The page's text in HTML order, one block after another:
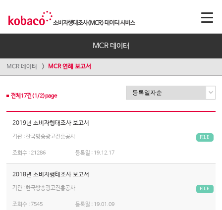
MCR 데이터
MCR 데이터 MCR 연례 보고서
전체 17건(1 /2)page
2019년 소비자행태조사 보고서
기관 : 한국방송광고진흥공사 FILE
조회수 :21286 등록일 : 19.12.17
2018년 소비자행태조사 보고서
기관 : 한국방송광고진흥공사 FILE
조회수 :7545 등록일 : 19.01.09